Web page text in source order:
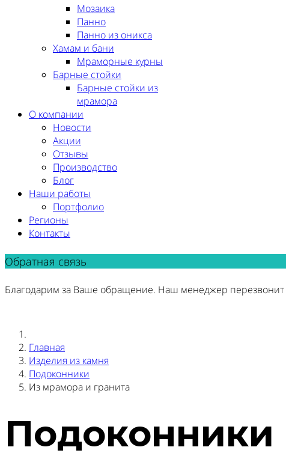
Мозаика
Панно
Панно из оникса
Хамам и бани
Мраморные курны
Барные стойки
Барные стойки из
мрамора
О компании
Новости
Акции
Отзывы
Производство
Блог
Наши работы
Портфолио
Регионы
Контакты
Обратная связь
Благодарим за Ваше обращение. Наш менеджер
Главная
Изделия из камня
Подоконники
Из мрамора и гранита